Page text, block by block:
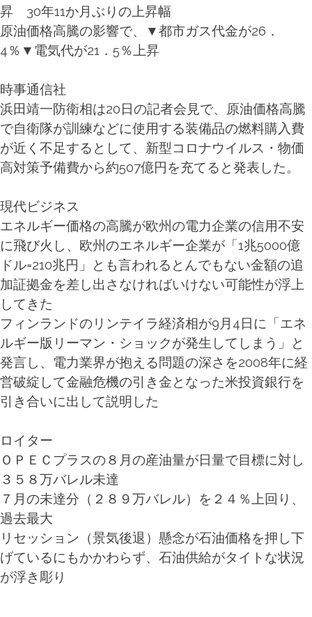
昇 30年11か月ぶりの上昇幅
原油価格高騰の影響で、▼都市ガス代金が26．
4％▼電気代が21．5％上昇
時事通信社
浜田靖一防衛相は20日の記者会見で、原油価格高騰
で自衛隊が訓練などに使用する装備品の燃料購入費
が近く不足するとして、新型コロナウイルス・物価
高対策予備費から約507億円を充てると発表した。
現代ビジネス
エネルギー価格の高騰が欧州の電力企業の信用不安
に飛び火し、欧州のエネルギー企業が「1兆5000億
ドル=210兆円」とも言われるとんでもない金額の追
加証拠金を差し出さなければいけない可能性が浮上
してきた
フィンランドのリンテイラ経済相が9月4日に「エネ
ルギー版リーマン・ショックが発生してしまう」と
発言し、電力業界が抱える問題の深さを2008年に経
営破綻して金融危機の引き金となった米投資銀行を
引き合いに出して説明した
ロイター
ＯＰＥＣプラスの８月の産油量が日量で目標に対し
３５８万バレル未達
７月の未達分（２８９万バレル）を２４％上回り、
過去最大
リセッション（景気後退）懸念が石油価格を押し下
げているにもかかわらず、石油供給がタイトな状況
が浮き彫り